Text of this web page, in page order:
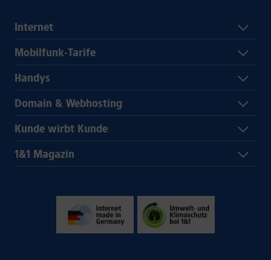
Internet
Mobilfunk-Tarife
Handys
Domain & Webhosting
Kunde wirbt Kunde
1&1 Magazin